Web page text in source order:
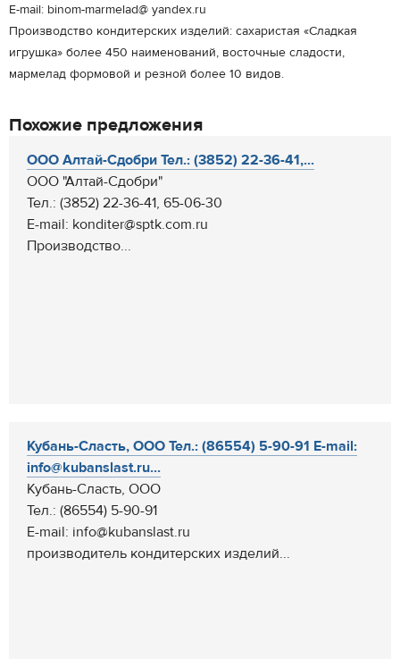
Е-mail: binom-marmelad@ yandex.ru
Производство кондитерских изделий: сахаристая «Сладкая
игрушка» более 450 наименований, восточные сладости,
мармелад формовой и резной более 10 видов.
Похожие предложения
ООО Алтай-Сдобри Тел.: (3852) 22-36-41,...
ООО "Алтай-Сдобри"
Тел.: (3852) 22-36-41, 65-06-30
E-mail: konditer@sptk.com.ru
Производство...
Кубань-Сласть, ООО Тел.: (86554) 5-90-91 E-mail:
info@kubanslast.ru...
Кубань-Сласть, ООО
Тел.: (86554) 5-90-91
E-mail: info@kubanslast.ru
производитель кондитерских изделий...